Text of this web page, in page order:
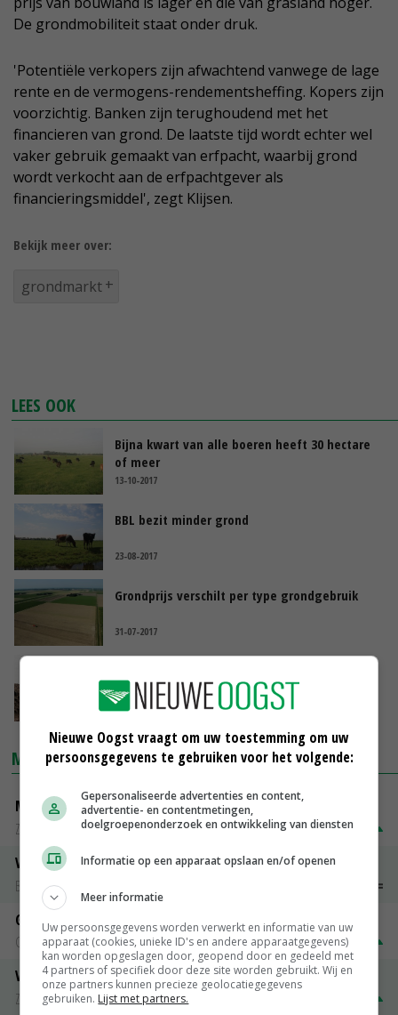
De grondmobiliteit staat onder druk.
'Potentiële verkopers zijn afwachtend vanwege de lage
rente en de vermogens-rendementsheffing. Kopers zijn
voorzichtig. Banken zijn terughoudend met het
financieren van grond. De laatste tijd wordt echter wel
vaker gebruik gemaakt van erfpacht, waarbij grond
wordt verkocht aan de erfpachtgever als
financieringsmiddel', zegt Klijsen.
Bekijk meer over:
grondmarkt
LEES OOK
Bijna kwart van alle boeren heeft 30 hectare
of meer
13-10-2017
BBL bezit minder grond
23-08-2017
Grondprijs verschilt per type grondgebruik
31-07-2017
landbouwgrond
23-05-2017
MARKTPRIJZEN
Magere melkpoeder
Zuivel NL
€ 269,00 € 7,00
Vleeskuikens 2001-2600 gr
Barneveld
Gerst
Groningen
€ 197,00 € 2,00
Volle melkpoeder
Zuivel NL
Nieuwe Oogst vraagt om uw toestemming om uw
persoonsgegevens te gebruiken voor het volgende:
Gepersonaliseerde advertenties en content,
advertentie- en contentmetingen,
doelgroepenonderzoek en ontwikkeling van diensten
Informatie op een apparaat opslaan en/of openen
Meer informatie
Uw persoonsgegevens worden verwerkt en informatie van uw
apparaat (cookies, unieke ID's en andere apparaatgegevens)
kan worden opgeslagen door, geopend door en gedeeld met
4 partners of specifiek door deze site worden gebruikt. Wij en
onze partners kunnen precieze geolocatiegegevens
gebruiken. Lijst met partners.